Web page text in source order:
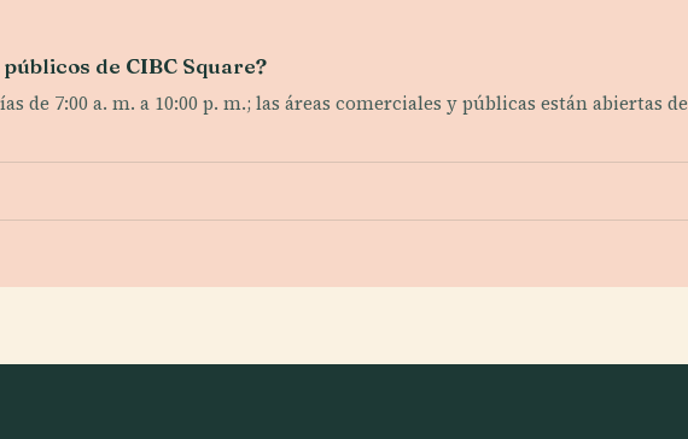
de CIBC Square?
de 7:00 a. m. a 10:00 p. m.; las áreas comerciales y públicas están abiertas